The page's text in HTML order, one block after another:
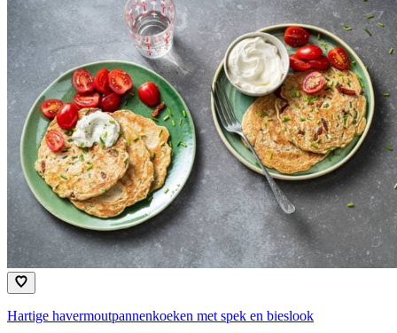
Hartige havermoutpannenkoeken met spek en bieslook